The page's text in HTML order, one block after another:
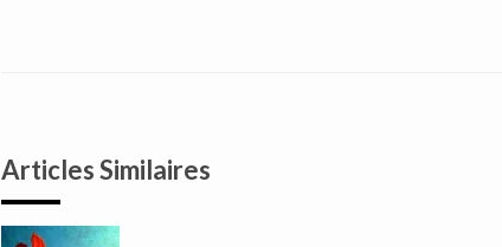
Articles Similaires